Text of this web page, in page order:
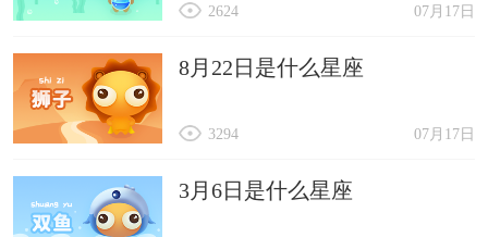
07月17日
2624
8月22日是什么星座
07月17日
3294
3月6日是什么星座